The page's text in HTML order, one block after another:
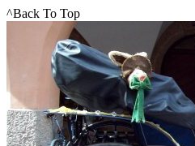
^Back To Top